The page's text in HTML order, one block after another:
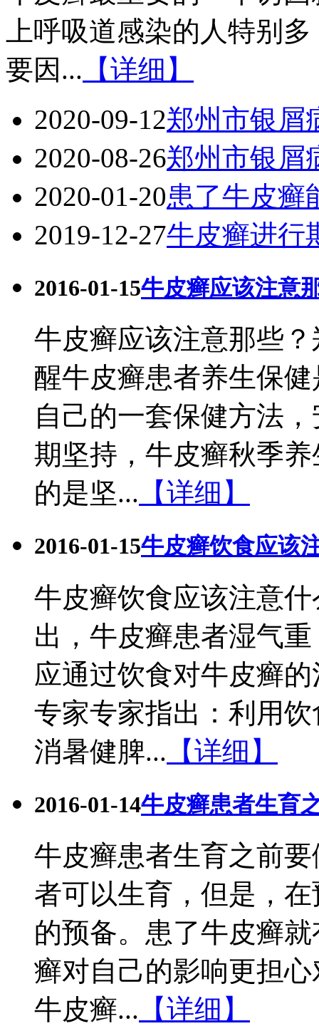
上呼吸道感染的人特别
要因... 【详细】
2020-09-12郑州市银屑
2020-08-26郑州市银屑
2020-01-20患了牛皮癣
2019-12-27牛皮癣进行
2016-01-15牛皮癣应该注意
牛皮癣应该注意那些
醒牛皮癣患者养生保
自己的一套保健方法
期坚持，牛皮癣秋季
的是坚... 【详细】
2016-01-15牛皮癣饮食应该
牛皮癣饮食应该注意
出，牛皮癣患者湿气
应通过饮食对牛皮癣
专家专家指出：利用
消暑健脾... 【详细】
2016-01-14牛皮癣患者生育
牛皮癣患者生育之前
者可以生育，但是，
的预备。患了牛皮癣
癣对自己的影响更担
牛皮癣... 【详细】